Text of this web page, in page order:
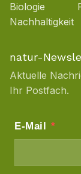
Biologie
Nachhaltigkeit
natur-
Aktuelle
Ihr Postfach.